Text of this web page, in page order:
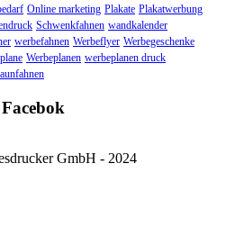
Online marketing Plakate Plakatwerbung
Schwenkfahnen wandkalender
werbefahnen Werbeflyer Werbegeschenke
Werbeplanen werbeplanen druck
GmbH - 2024